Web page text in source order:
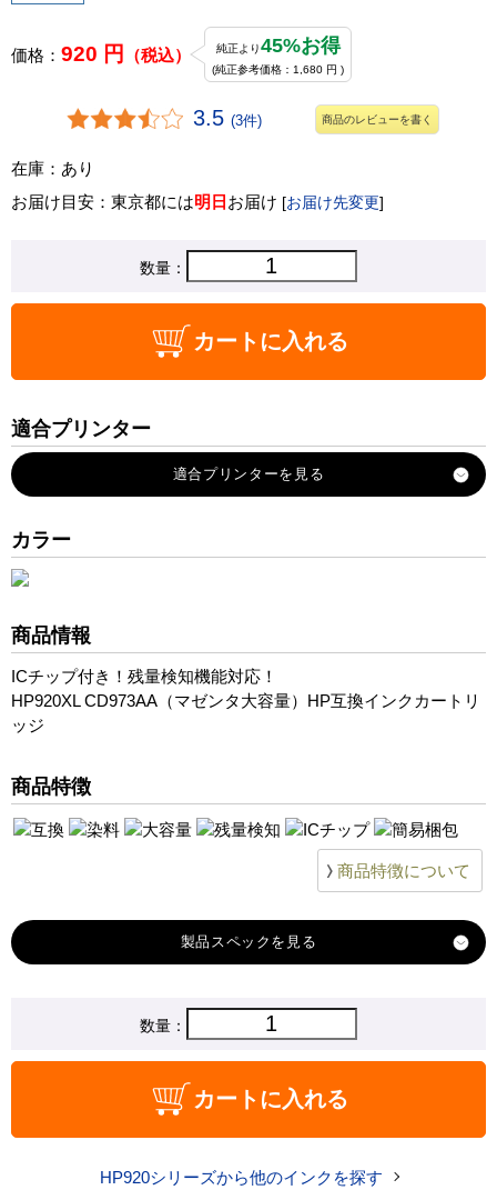
価格： 920 円 （税込） 純正より45%お得
(純正参考価格：1,680 円 )
3.5 (3件) 商品のレビューを書く
在庫：あり
お届け目安：東京都には明日 お届け [お届け先変更]
数量：
カートに入れる
適合プリンター
Officejet-6500A
Officejet-6500A-Plus
Officejet-6000
Officejet-6500
Officejet-7000
Officejet-6500-Wireless
カラー
商品情報
ICチップ付き！残量検知機能対応！
HP920XL CD973AA（マゼンタ大容量）HP互換インクカートリ
ッジ
商品特徴
商品特徴について
製品スペック
HP920XL インクカートリッジ マゼンタ大容量
数量：
カートに入れる
HP920シリーズから他のインクを探す